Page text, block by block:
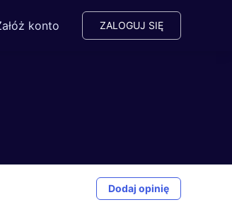
konto ZALOGUJ SIĘ
Dodaj opinię